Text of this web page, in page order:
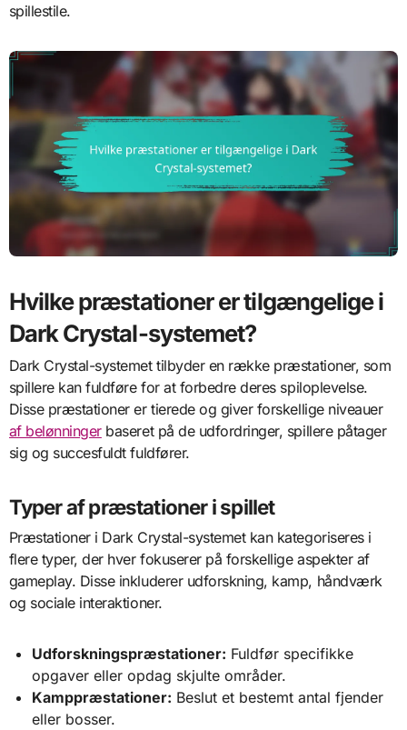
spillestile.
Hvilke præstationer er tilgængelige i
Dark Crystal-systemet?
Dark Crystal-systemet tilbyder en række præstationer, som
spillere kan fuldføre for at forbedre deres spiloplevelse.
Disse præstationer er tierede og giver forskellige niveauer
af belønningerbaseret på de udfordringer, spillere påtager
sig og succesfuldt fuldfører.
Typer af præstationer i spillet
Præstationer i Dark Crystal-systemet kan kategoriseres i
flere typer, der hver fokuserer på forskellige aspekter af
gameplay. Disse inkluderer udforskning, kamp, håndværk
og sociale interaktioner.
Udforskningspræstationer: Fuldfør specifikke
opgaver eller opdag skjulte områder.
Kamppræstationer: Beslut et bestemt antal fjender
eller bosser.